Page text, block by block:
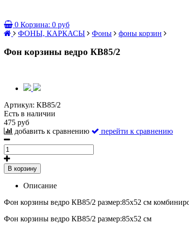
0 Корзина: 0 руб
ФОНЫ, КАРКАСЫ
Фоны фоны корзин
Фон корзины ведро КВ85/2
Артикул: КВ85/2
Есть в наличии
475 руб
добавить к сравнению
перейти к сравнению
В корзину
Описание
Фон корзины ведро КВ85/2 размер:85х52 см
Фон корзины ведро КВ85/2 размер:85х52 см